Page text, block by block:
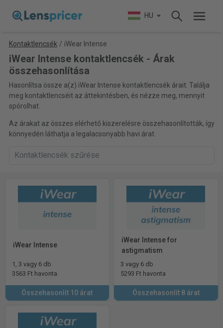
HU
Kontaktlencsék / iWear Intense
iWear Intense kontaktlencsék - Árak
összehasonlítása
Hasonlítsa össze a(z) iWear Intense kontaktlencsék árait. Találja
meg kontaktlencséit az áttekintésben, és nézze meg, mennyit
spórolhat.
Az árakat az összes elérhető kiszerelésre összehasonlították, így
könnyedén láthatja a legalacsonyabb havi árat.
iWear Intense
1, 3 vagy 6 db
3563 Ft havonta
Összehasonlít 10 árat
iWear Intense for
astigmatism
3 vagy 6 db
5293 Ft havonta
Összehasonlít 8 árat